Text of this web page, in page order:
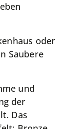
oder
Saubere
und
der
Das